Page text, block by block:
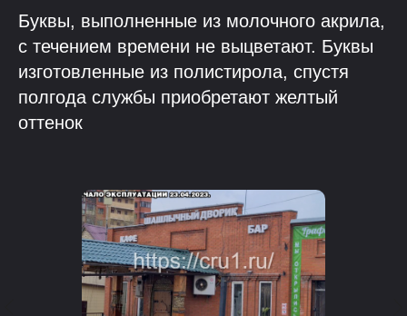
Буквы, выполненные из молочного акрила,
с течением времени не выцветают. Буквы
изготовленные из полистирола, спустя
полгода службы приобретают желтый
оттенок